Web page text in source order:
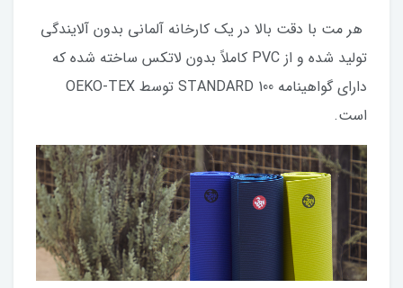
هر مت با دقت بالا در یک کارخانه آلمانی بدون آلایندگی
تولید شده و از PVC کاملاً بدون لاتکس ساخته شده که
دارای گواهینامه STANDARD 100 توسط OEKO-TEX
است.